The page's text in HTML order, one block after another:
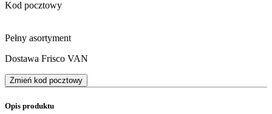
Kod pocztowy
Pełny asortyment
Dostawa Frisco VAN
Zmień kod pocztowy
Opis produktu